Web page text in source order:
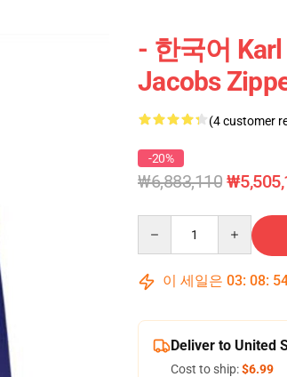
- 한국어
Jacobs
(4 customer
-20%
₩6,883,110
이 세일은 03: 08:
Deliver to United
Cost to ship:$6.99